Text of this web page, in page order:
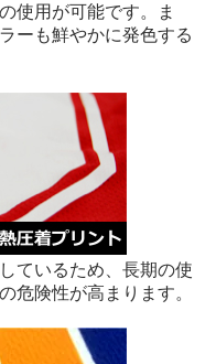
使用が可能です。ま
ーも鮮やかに発色する
ているため、長期の使
危険性が高まります。